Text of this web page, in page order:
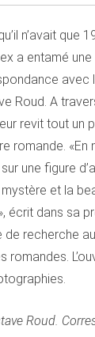
n’avait que
a entamé une
avec
Roud. A
revit tout un
romande. «En
une figure
et la
écrit dans sa
de recherche
romandes.
Roud.